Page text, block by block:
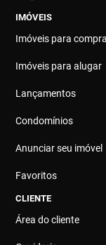
IMÓVEIS
Imóveis para
Imóveis para alugar
Lançamentos
Condomínios
Anunciar seu imóvel
Favoritos
CLIENTE
Área do cliente